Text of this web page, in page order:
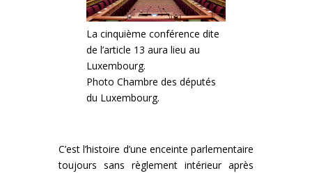
La cinquième conférence dite
de l’article 13 aura lieu au
Luxembourg.
Photo Chambre des députés
du Luxembourg.
C’est l’histoire d’une enceinte parlementaire
toujours sans règlement intérieur après